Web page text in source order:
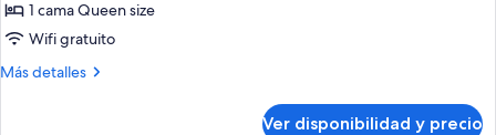
Habitación
doble
balcón,
1 cama Queen size
Wifi gratuito
Más detalles
Más
Ver disponibilidad y precio